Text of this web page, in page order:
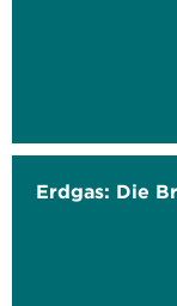
Erdgas: Die